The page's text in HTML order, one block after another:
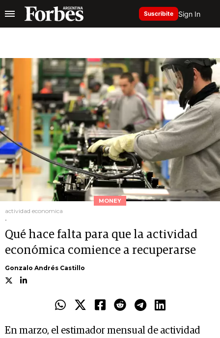
Suscribite Sign In
MONEY
actividad economica
.
Qué hace falta para que la actividad
económica comience a recuperarse
Gonzalo Andrés Castillo
En marzo, el estimador mensual de actividad